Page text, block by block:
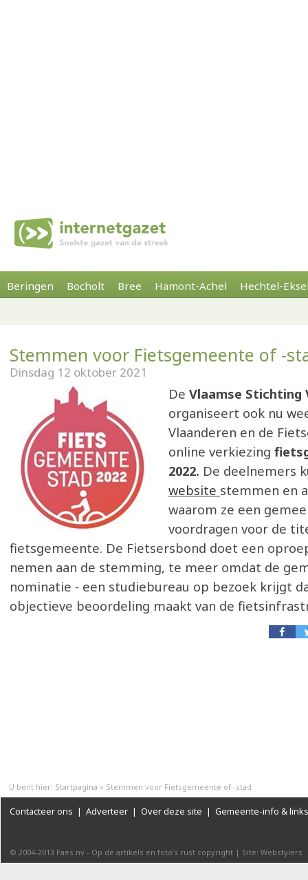
Beringen Bocholt Bree Hamont-Achel Hechtel-
Stemmen voor Fietsgemeente of -
Dinsdag 12 oktober 2021
De Vlaamse Stichting
organiseert ook nu
Vlaanderen en de
online verkiezing
2022. De deelnemers
website stemmen en
waarom ze een
voordragen voor de
fietsgemeente. De Fietsersbond doet een
nemen aan de stemming, te meer omdat de
nominatie - een studiebureau op bezoek krijgt
objectieve beoordeling maakt van de
U bent hier: Startpagina » Stemmen voor Fietsgemeente of -stad
Contacteer ons | Adverteer | Over deze site | Gemeente-info & links
© 2004-2013 Faes nv - Op de artikels en foto’s rust copyright | Site: Webstylers